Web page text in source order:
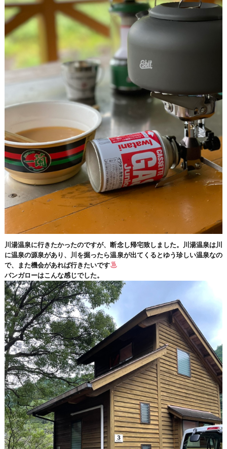
川湯温泉に行きたかったのですが、断念し帰宅致しました。川湯温泉は川
に温泉の源泉があり、川を掘ったら温泉が出てくるとゆう珍しい温泉なの
で、また機会があれば行きたいです
バンガローはこんな感じでした。